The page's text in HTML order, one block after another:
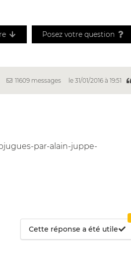
Posez votre question
11609 messages le 31/01/2016 à 19:51
par-alain-juppe-
Cette réponse a été utile